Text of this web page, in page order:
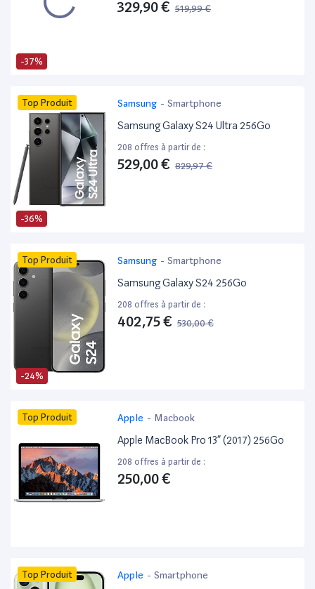
-37%
329,90 € 519,99 €
-36%
Top Produit Samsung - Smartphone
Samsung Galaxy S24 Ultra 256Go
208 offres à partir de :
529,00 € 829,97 €
-24%
Top Produit Samsung - Smartphone
Samsung Galaxy S24 256Go
208 offres à partir de :
402,75 € 530,00 €
Top Produit Apple - Macbook
Apple MacBook Pro 13” (2017) 256Go
208 offres à partir de :
250,00 €
Top Produit Apple - Smartphone